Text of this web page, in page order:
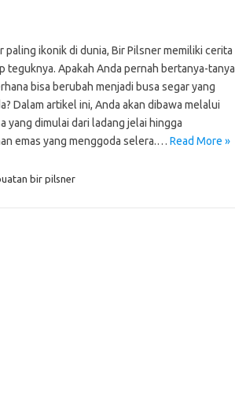
paling ikonik di dunia, Bir Pilsner memiliki cerita
teguknya. Apakah Anda pernah bertanya-tanya
bisa berubah menjadi busa segar yang
Dalam artikel ini, Anda akan dibawa melalui
yang dimulai dari ladang jelai hingga
emas yang menggoda selera.… Read More »
bir pilsner